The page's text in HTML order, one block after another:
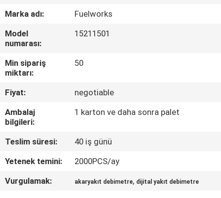
VIDEOLAR
HAKKIMIZDA
FABRIKA
TURU
KALITE
KONTROL
BIZE
ULAŞIN
Marka adı:
Fuelworks
Model
numarası:
15211501
Min sipariş
miktarı:
50
Fiyat:
negotiable
Ambalaj
bilgileri:
1 karton ve daha sonra palet
Teslim süresi:
40 iş günü
Yetenek temini:
2000PCS/ay
Vurgulamak:
akaryakıt debimetre, dijital yakıt debimetre